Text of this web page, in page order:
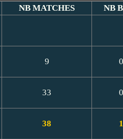
NB MATCHES NB
9 0
33 0
38 1